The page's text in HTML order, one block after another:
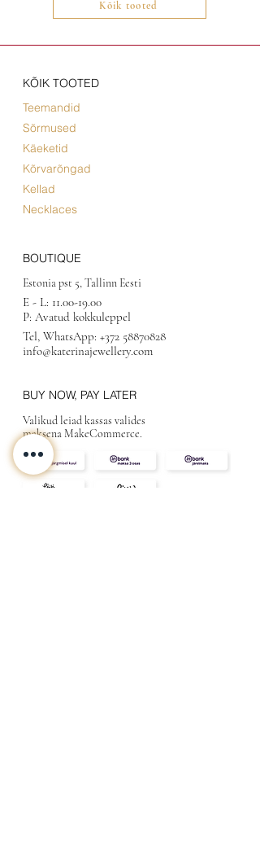
Kõik tooted
KÕIK TOOTED
Teemandid
Sõrmused
Käeketid
Kõrvarõngad
Kellad
Necklaces
BOUTIQUE
Estonia pst 5, Tallinn Eesti
E - L: 11.00-19.00
P: Avatud kokkuleppel
Tel, WhatsApp: +372 58870828
info@katerinajewellery.com
BUY NOW, PAY LATER
Valikud leiad kassas valides
maksena MakeCommerce.